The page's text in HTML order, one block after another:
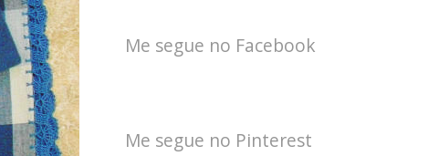
Me segue no Facebook
Me segue no Pinterest